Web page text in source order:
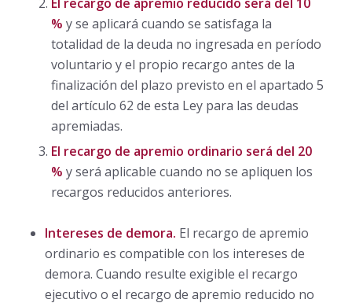
% y se aplicará cuando se satisfaga la
totalidad de la deuda no ingresada en período
voluntario y el propio recargo antes de la
finalización del plazo previsto en el apartado 5
del artículo 62 de esta Ley para las deudas
apremiadas.
El recargo de apremio ordinario será del 20
% y será aplicable cuando no se apliquen los
recargos reducidos anteriores.
Intereses de demora. El recargo de apremio
ordinario es compatible con los intereses de
demora. Cuando resulte exigible el recargo
ejecutivo o el recargo de apremio reducido no